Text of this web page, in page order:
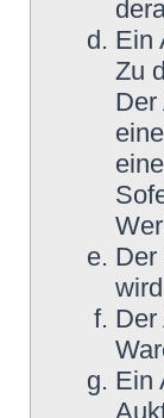
Ein
Zu
Der
Der
Der
Ein